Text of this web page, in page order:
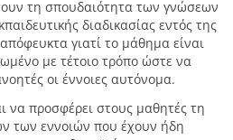
τη σπουδαιότητα των γνώσεων
διαδικασίας εντός της
γιατί το μάθημα είναι
με τέτοιο τρόπο ώστε να
οι έννοιες αυτόνομα.
να προσφέρει στους μαθητές τη
των εννοιών που έχουν ήδη